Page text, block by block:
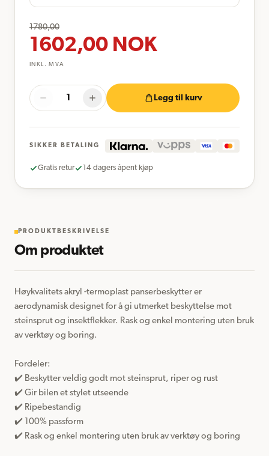
1780,00
1602,00 NOK
INKL. MVA
Legg til kurv
SIKKER BETALING
Gratis retur 14 dagers åpent kjøp
PRODUKTBESKRIVELSE
Om produktet
Høykvalitets akryl -termoplast panserbeskytter er
aerodynamisk designet for å gi utmerket beskyttelse mot
steinsprut og insektflekker. Rask og enkel montering uten bruk
av verktøy og boring.
Fordeler:
✔️ Beskytter veldig godt mot steinsprut, riper og rust
✔️ Gir bilen et stylet utseende
✔️ Ripebestandig
✔️ 100% passform
✔️ Rask og enkel montering uten bruk av verktøy og boring